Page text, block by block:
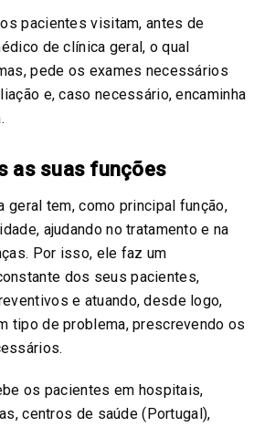
pacientes visitam, antes de
de clínica geral, o qual
pede os exames necessários
e, caso necessário, encaminha
as suas funções
geral tem, como principal função,
ajudando no tratamento e na
Por isso, ele faz um
dos seus pacientes,
e atuando, desde logo,
tipo de problema, prescrevendo os
os pacientes em hospitais,
centros de saúde (Portugal),